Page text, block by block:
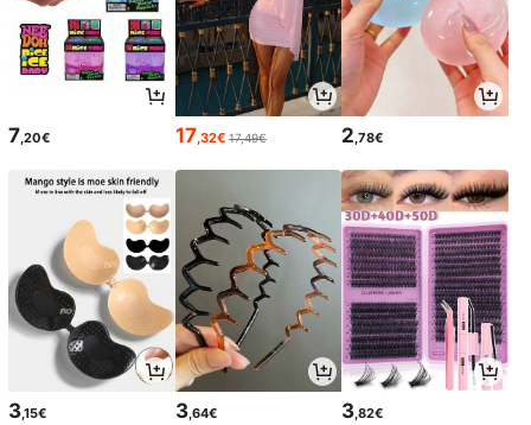
7,20€ 17,32€ 17,49€ 2,78€
3,15€ 3,64€ 3,82€